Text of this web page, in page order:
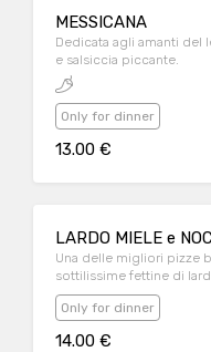
MESSICANA
Dedicata agli amanti
e salsiccia piccante.
Only for dinner
13.00 €
LARDO MIELE e
Una delle migliori pizze
sottilissime fettine di
sbriciolate.
Only for dinner
14.00 €